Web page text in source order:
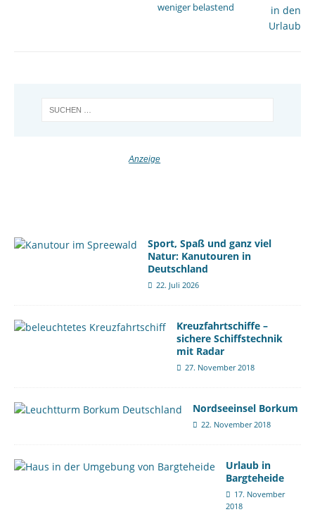
weniger belastend
Sport, Spaß und ganz viel
Natur: Kanutouren in
Deutschland
22. Juli 2026
Kreuzfahrtschiffe –
sichere Schiffstechnik
mit Radar
27. November 2018
Nordseeinsel Borkum
22. November 2018
Urlaub in
Bargteheide
17. November
2018